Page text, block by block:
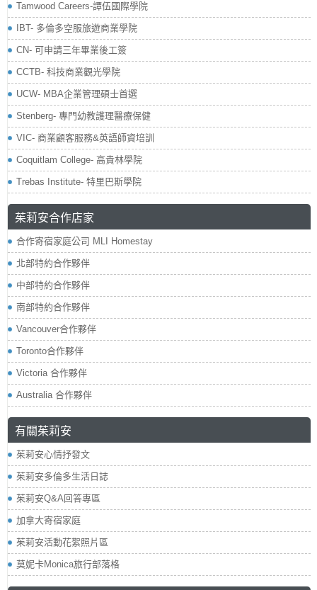
Tamwood Careers-譚伍國際學院
IBT- 多倫多空服旅遊商業學院
CN- 可申請三年畢業後工簽
CCTB- 科技商業觀光學院
UCW- MBA企業管理碩士首選
Stenberg- 專門幼教護理醫療保健
VIC- 商業顧客服務&英語師資培訓
Coquitlam College- 高貴林學院
Trebas Institute- 特里巴斯學院
茱莉安合作店家
合作寄宿家庭公司 MLI Homestay
北部特約合作夥伴
中部特約合作夥伴
南部特約合作夥伴
Vancouver合作夥伴
Toronto合作夥伴
Victoria 合作夥伴
Australia 合作夥伴
有關茱莉安
茱莉安心情抒發文
茱莉安多倫多生活日誌
茱莉安Q&A回答專區
加拿大寄宿家庭
茱莉安活動花絮照片區
莫妮卡Monica旅行部落格